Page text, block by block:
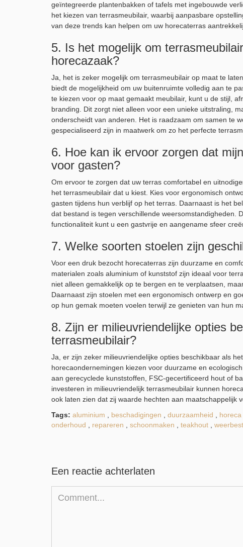
geïntegreerde plantenbakken of tafels met ingebouwde
het kiezen van terrasmeubilair, waarbij aanpasbare
van deze trends kan helpen om uw horecaterras
5. Is het mogelijk om
horecazaak?
Ja, het is zeker mogelijk om terrasmeubilair op maat te
biedt de mogelijkheid om uw buitenruimte volledig aan te
te kiezen voor op maat gemaakt meubilair, kunt u de stijl,
branding. Dit zorgt niet alleen voor een unieke uitstraling,
onderscheidt van anderen. Het is raadzaam om samen te
gespecialiseerd zijn in maatwerk om zo het perfecte
6. Hoe kan ik ervoor zorgen dat
voor gasten?
Om ervoor te zorgen dat uw terras comfortabel en
het terrasmeubilair dat u kiest. Kies voor ergonomisch
gasten tijdens hun verblijf op het terras. Daarnaast is het
dat bestand is tegen verschillende weersomstandigheden.
functionaliteit kunt u een gastvrije en aangename sfeer
7. Welke soorten stoelen zijn
Voor een druk bezocht horecaterras zijn duurzame en
materialen zoals aluminium of kunststof zijn ideaal voor
niet alleen gemakkelijk op te bergen en te verplaatsen,
Daarnaast zijn stoelen met een ergonomisch ontwerp en
op hun gemak moeten voelen terwijl ze genieten van hun
8. Zijn er milieuvriendelijke opties
terrasmeubilair?
Ja, er zijn zeker milieuvriendelijke opties beschikbaar als
horecaondernemingen kiezen voor duurzame en
aan gerecyclede kunststoffen, FSC-gecertificeerd hout of
investeren in milieuvriendelijk terrasmeubilair kunnen
ook laten zien dat zij waarde hechten aan maatschappelijk
Tags: aluminium beschadigingen duurzaamheid
onderhoud
repareren schoonmaken teakhout
Een reactie achterlaten